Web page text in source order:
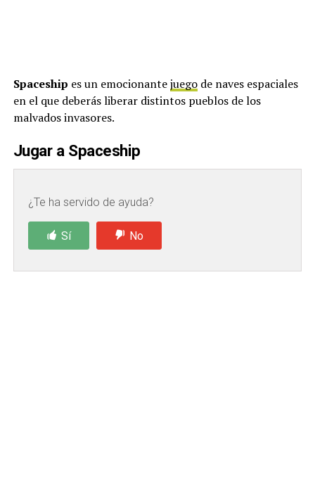
Spaceship es un emocionantejuegode naves espaciales
en el que deberás liberar distintos pueblos de los
malvados invasores.
Jugar a Spaceship
¿Te ha servido de ayuda?
Sí No